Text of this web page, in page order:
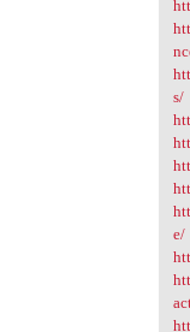
s/
e/